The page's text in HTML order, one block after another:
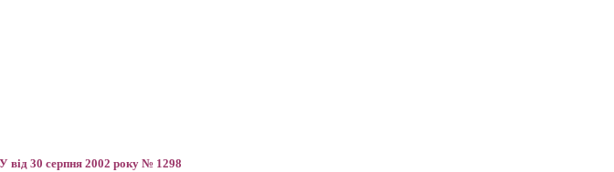
від 30 серпня 2002 року № 1298